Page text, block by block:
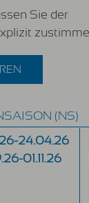
Sie der
(NS)
24.04.26
01.11.26